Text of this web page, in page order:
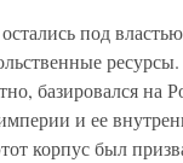
под
базировался на
и ее
корпус был